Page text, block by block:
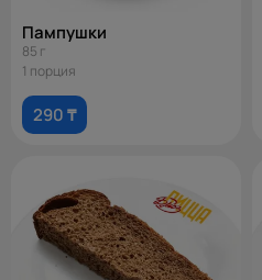
Пампушки
85 г
1 порция
290 ₸